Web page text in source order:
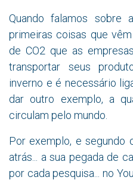
Quando falamos sobre
primeiras coisas que
de CO2 que as
transportar seus
inverno e é necessário
dar outro exemplo, a
circulam pelo mundo.
Por exemplo, e segundo
atrás... a sua pegada de
por cada pesquisa... no